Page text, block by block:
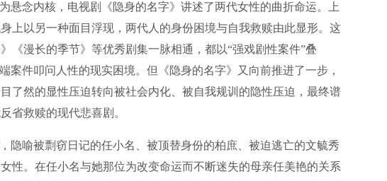
悬念内核，电视剧《隐身的名字》讲述了两代女性的曲折命运。上
上以另一种面目浮现，两代人的身份困境与自我救赎由此显形。这
《漫长的季节》等优秀剧集一脉相通，都以“强戏剧性案件”叠
案件叩问人性的现实困境。但《隐身的名字》又向前推进了一步，
了然的显性压迫转向被社会内化、被自我规训的隐性压迫，最终谱
省救赎的现代悲喜剧。
喻被剽窃日记的任小名、被顶替身份的柏庶、被迫逃亡的文毓秀
性。在任小名与她那位为改变命运而不断迷失的母亲任美艳的关系